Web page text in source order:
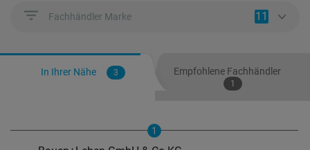
Fachhändler Marke 11
In Ihrer Nähe 3 Empfohlene Fachhändler
1
1